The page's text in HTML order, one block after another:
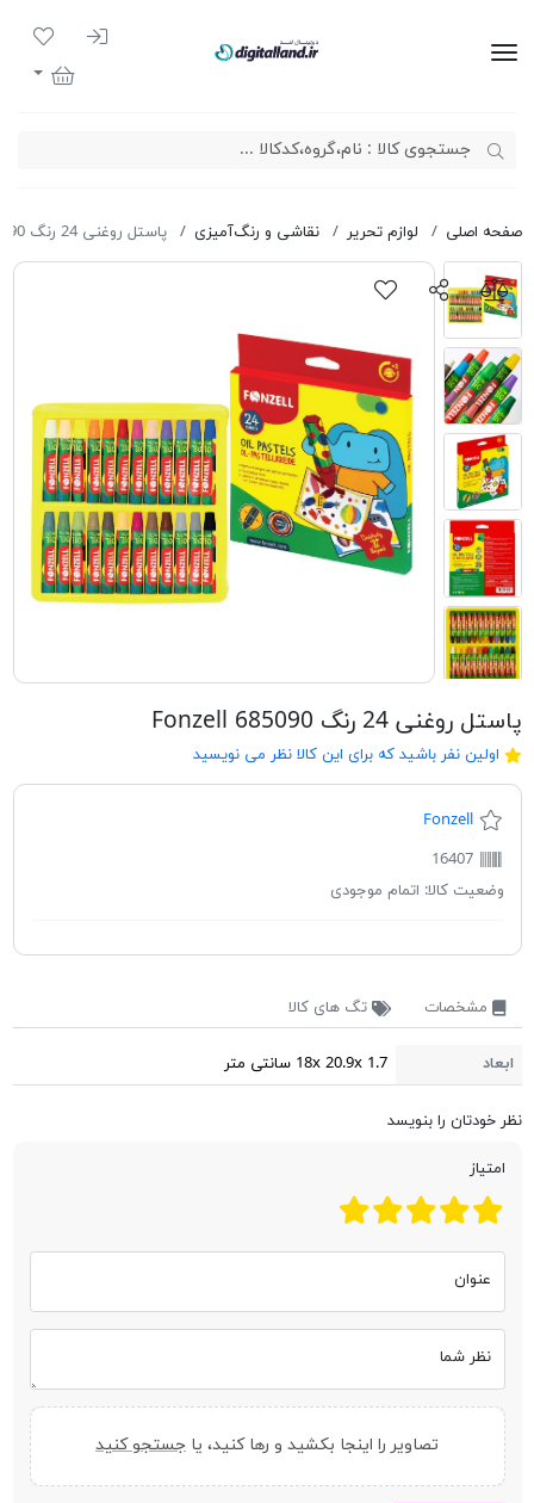
ورود به
لیست
سبد خرید
صفحه اصلی لوازم تحریر نقاشی و رنگ‌آمیزی پاستل روغنی 24 رنگ Fonzell 685090
پاستل روغنی 24 رنگ Fonzell 685090
اولین نفر باشید که برای این کالا نظر می نویسید
Fonzell
16407
وضعیت کالا: اتمام موجودی
مشخصات تگ های کالا
ابعاد 18x 20.9x 1.7 سانتی متر
نظر خودتان را بنویسد
امتیاز
عنوان
نظر شما
تصاویر را اینجا بکشید و رها کنید، یا جستجو کنید